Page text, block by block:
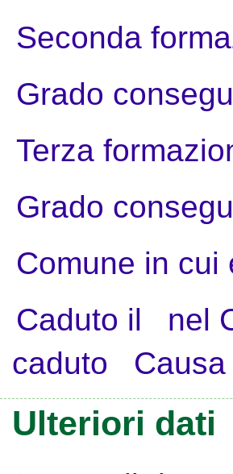
Seconda
Grado
Terza
Grado
Comune in cui
Caduto il
nel
caduto
Ulteriori dati